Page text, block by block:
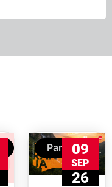
Panel 09
SEP
26